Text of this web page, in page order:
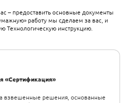
«Сертификация»
взвешенные решения, основанные
– предоставить основные документы
работу мы сделаем за вас, и
Технологическую инструкцию.